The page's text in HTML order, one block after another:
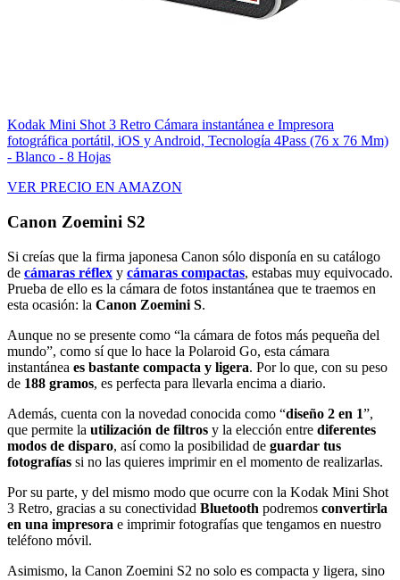
Kodak Mini Shot 3 Retro Cámara instantánea e Impresora
fotográfica portátil, iOS y Android, Tecnología 4Pass (76 x 76 Mm)
- Blanco - 8 Hojas
VER PRECIO EN AMAZON
Canon Zoemini S2
Si creías que la firma japonesa Canon sólo disponía en su catálogo
de cámaras réflex y cámaras compactas, estabas muy equivocado.
Prueba de ello es la cámara de fotos instantánea que te traemos en
esta ocasión: la Canon Zoemini S.
Aunque no se presente como “la cámara de fotos más pequeña del
mundo”, como sí que lo hace la Polaroid Go, esta cámara
instantánea es bastante compacta y ligera. Por lo que, con su peso
de 188 gramos, es perfecta para llevarla encima a diario.
Además, cuenta con la novedad conocida como “diseño 2 en 1”,
que permite la utilización de filtros y la elección entre diferentes
modos de disparo, así como la posibilidad de guardar tus
fotografías si no las quieres imprimir en el momento de realizarlas.
Por su parte, y del mismo modo que ocurre con la Kodak Mini Shot
3 Retro, gracias a su conectividad Bluetooth podremos convertirla
en una impresora e imprimir fotografías que tengamos en nuestro
teléfono móvil.
Asimismo, la Canon Zoemini S2 no solo es compacta y ligera, sino